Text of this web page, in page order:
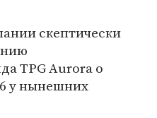
скептически
TPG Aurora о
у нынешних